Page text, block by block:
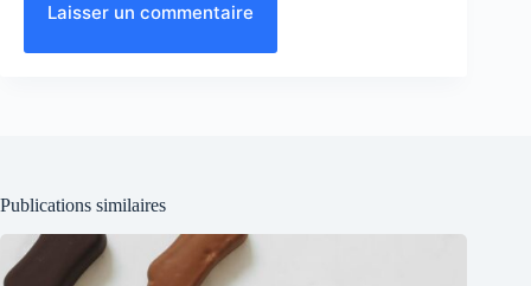
Laisser un commentaire
Publications similaires